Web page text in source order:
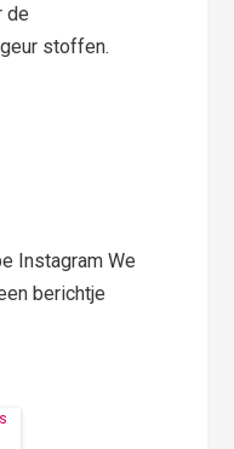
de
stoffen.
Instagram We
berichtje